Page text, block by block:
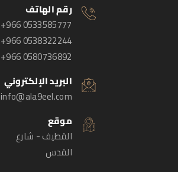
رقم الهاتف
+966 0533585777
+966 0538322244
+966 0580736892
البريد الإلكتروني
info@ala9eel.com
موقع
القطيف - شارع
القدس